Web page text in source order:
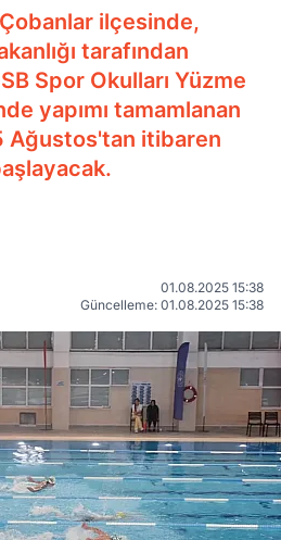
ilçesinde,
tarafından
Spor Okulları Yüzme
yapımı tamamlanan
Ağustos'tan itibaren
01.08.2025 15:38
Güncelleme: 01.08.2025 15:38